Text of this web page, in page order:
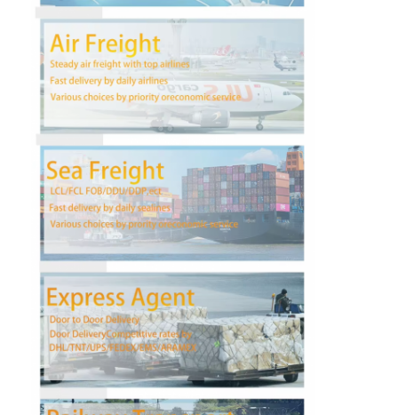
Kontrol kualitas
Hubungi kami
Pengiriman Barang Internasional
Angkutan Udara Maju
Barang laut
Pengiriman DDP Dari Tiongkok
Pengiriman ekspres